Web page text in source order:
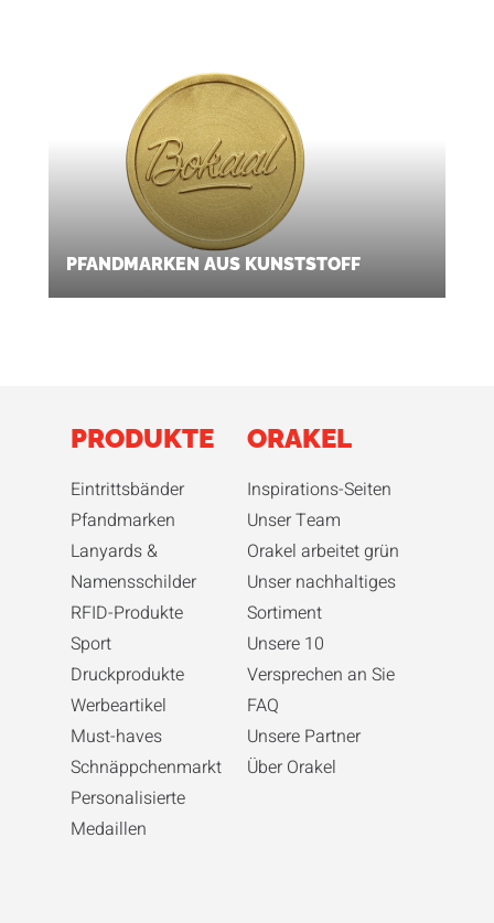
PFANDMARKEN AUS KUNSTSTOFF
PRODUKTE
Eintrittsbänder
Pfandmarken
Lanyards &
Namensschilder
RFID-Produkte
Sport
Druckprodukte
Werbeartikel
Must-haves
Schnäppchenmarkt
Personalisierte
Medaillen
ORAKEL
Inspirations-Seiten
Unser Team
Orakel arbeitet grün
Unser nachhaltiges
Sortiment
Unsere 10
Versprechen an Sie
FAQ
Unsere Partner
Über Orakel